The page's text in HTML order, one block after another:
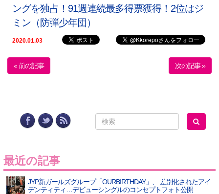
ングを独占！91週連続最多得票獲得！2位はジ
ミン（防弾少年団）
2020.01.03
« 前の記事 次の記事 »
最近の記事
JYP新ガールズグループ「OURBIRTHDAY」、 差別化されたアイ
デンティティ…デビューシングルのコンセプトフォト公開